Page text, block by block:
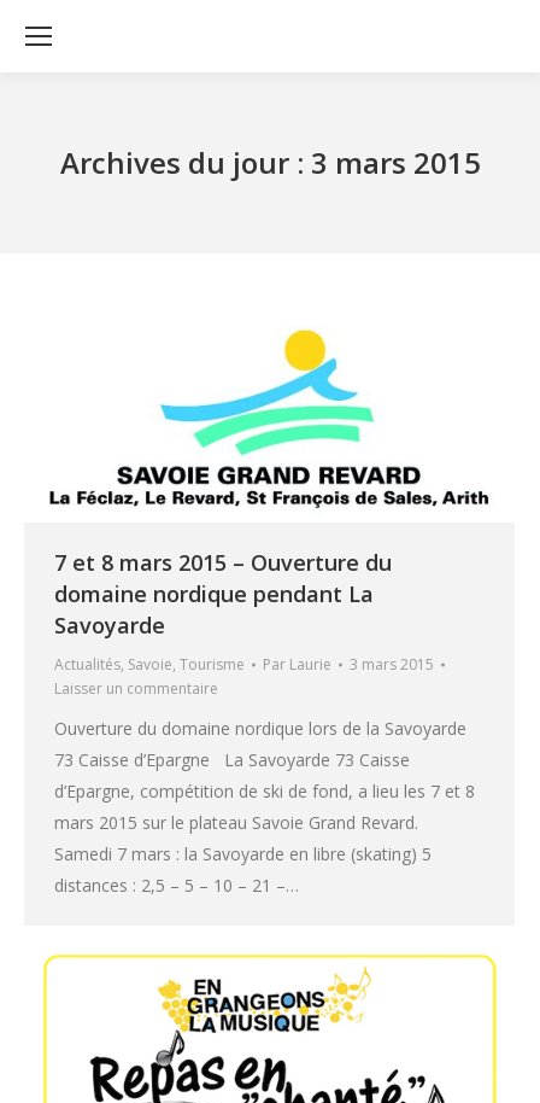
Archives du jour : 3 mars 2015
7 et 8 mars 2015 – Ouverture du
domaine nordique pendant La
Savoyarde
Actualités, Savoie, Tourisme Par Laurie
3 mars 2015
Laisser un commentaire
Ouverture du domaine nordique lors de la Savoyarde
73 Caisse d’Epargne La Savoyarde 73 Caisse
d’Epargne, compétition de ski de fond, a lieu les 7 et 8
mars 2015 sur le plateau Savoie Grand Revard.
Samedi 7 mars : la Savoyarde en libre (skating) 5
distances : 2,5 – 5 – 10 – 21 –…